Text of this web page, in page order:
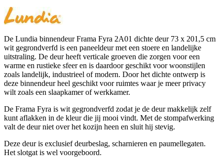
De Lundia binnendeur Frama Fyra 2A01 dichte deur 73 x 201,5 cm
wit gegrondverfd is een paneeldeur met een stoere en landelijke
uitstraling. De deur heeft verticale groeven die zorgen voor een
warme en rustieke sfeer en is daardoor geschikt voor woonstijlen
zoals landelijk, industrieel of modern. Door het dichte ontwerp is
deze binnendeur heel geschikt voor ruimtes waar je meer privacy
wilt zoals een slaapkamer of werkkamer.
De Frama Fyra is wit gegrondverfd zodat je de deur makkelijk zelf
kunt aflakken in de kleur die jij mooi vindt. Met de stompafwerking
valt de deur niet over het kozijn heen en sluit hij stevig.
Deze deur is exclusief deurbeslag, scharnieren en paumellegaten.
Het slotgat is wel voorgeboord.